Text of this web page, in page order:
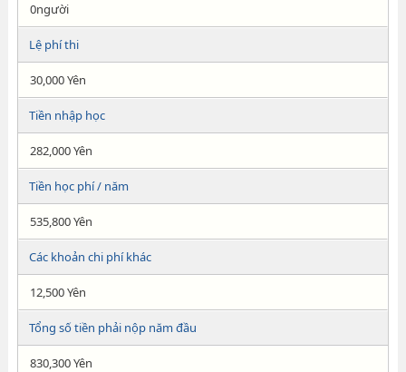
0người
Lệ phí thi
30,000 Yên
Tiền nhập học
282,000 Yên
Tiền học phí / năm
535,800 Yên
Các khoản chi phí khác
12,500 Yên
Tổng số tiền phải nộp năm đầu
830,300 Yên